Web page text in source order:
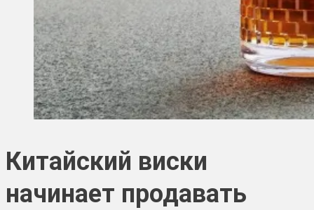
Китайский виски
начинает продавать